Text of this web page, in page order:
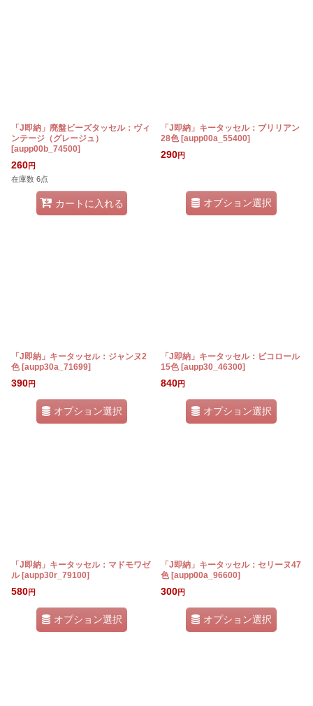
「J即納」廃盤ビーズタッセル：ヴィ
ンテージ（グレージュ）
[aupp00b_74500]
260円
在庫数 6点
カートに入れる
「J即納」キータッセル：ブリリアン
28色 [aupp00a_55400]
290円
オプション選択
「J即納」キータッセル：ジャンヌ2
色 [aupp30a_71699]
390円
オプション選択
「J即納」キータッセル：ビコロール
15色 [aupp30_46300]
840円
オプション選択
「J即納」キータッセル：マドモワゼ
ル [aupp30r_79100]
580円
オプション選択
「J即納」キータッセル：セリーヌ47
色 [aupp00a_96600]
300円
オプション選択